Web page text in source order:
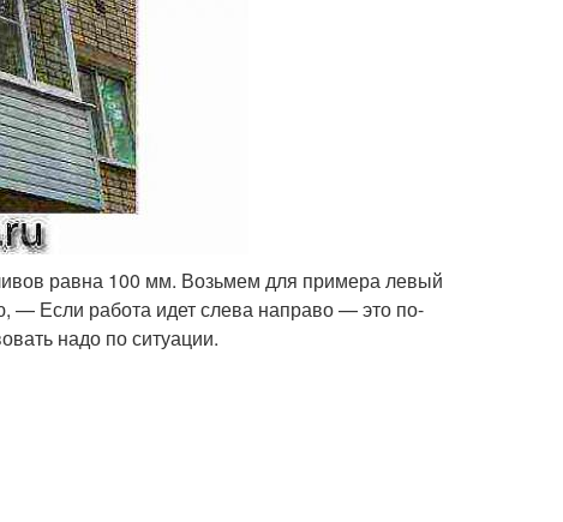
равна 100 мм. Возьмем для примера левый
— Если работа идет слева направо — это по-
надо по ситуации.